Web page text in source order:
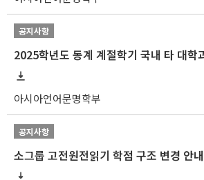
공지사항
아시아언어문명학부
공지사항
소그룹 고전원전읽기 학점 구조 변경 안내